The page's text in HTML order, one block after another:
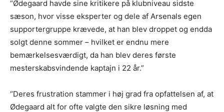
“Ødegaard havde sine kritikere på klubniveau sidste
sæson, hvor visse eksperter og dele af Arsenals egen
supportergruppe krævede, at han blev droppet og endda
solgt denne sommer – hvilket er endnu mere
bemærkelsesværdigt, da han blev deres første
mesterskabsvindende kaptajn i 22 år.”
“Deres frustration stammer i høj grad fra opfattelsen af, at
Ødegaard alt for ofte valgte den sikre løsning med